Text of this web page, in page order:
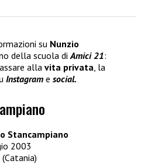
su Nunzio
della scuola diAmici 21:
alla vita privata, la
Instagram e social.
Stancampiano
2003